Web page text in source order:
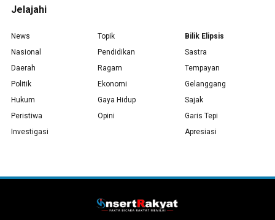
Jelajahi
News
Nasional
Daerah
Politik
Hukum
Peristiwa
Investigasi
Topik
Pendidikan
Ragam
Ekonomi
Gaya Hidup
Opini
Bilik Elipsis
Sastra
Tempayan
Gelanggang
Sajak
Garis Tepi
Apresiasi